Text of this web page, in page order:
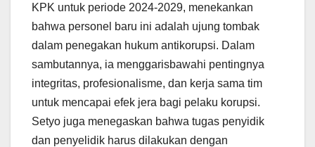
KPK untuk periode 2024-2029, menekankan
bahwa personel baru ini adalah ujung tombak
dalam penegakan hukum antikorupsi. Dalam
sambutannya, ia menggarisbawahi pentingnya
integritas, profesionalisme, dan kerja sama tim
untuk mencapai efek jera bagi pelaku korupsi.
Setyo juga menegaskan bahwa tugas penyidik
dan penyelidik harus dilakukan dengan